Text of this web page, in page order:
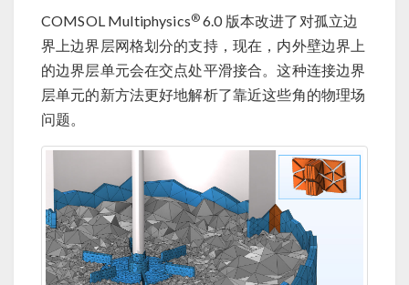
COMSOL Multiphysics® 6.0 版本改进了对孤立边
界上边界层网格划分的支持，现在，内外壁边界上
的边界层单元会在交点处平滑接合。这种连接边界
层单元的新方法更好地解析了靠近这些角的物理场
问题。